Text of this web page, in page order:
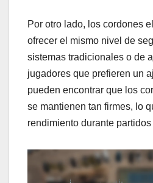
Por otro lado, los cordones
ofrecer el mismo nivel de
sistemas tradicionales o de
jugadores que prefieren un
pueden encontrar que los
se mantienen tan firmes, lo
rendimiento durante